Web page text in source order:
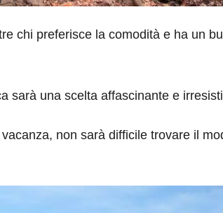
chi preferisce la comodità e ha un
sarà una scelta affascinante e
non sarà difficile trovare il